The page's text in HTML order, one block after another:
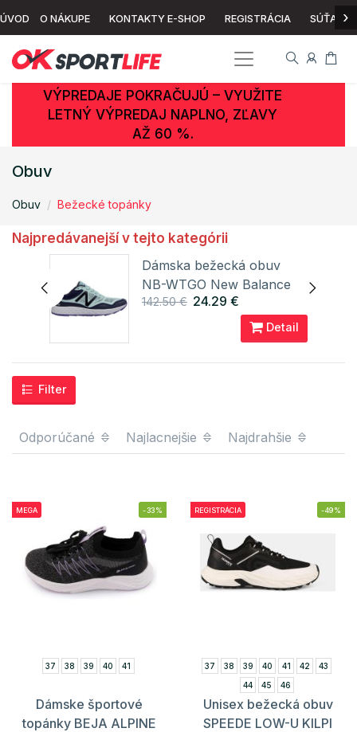
ÚVOD O NÁKUPE KONTAKTY E-SHOP REGISTRÁCIA SÚŤAŽ ›
VÝPREDAJE POKRAČUJÚ – VYUŽITE
LETNÝ VÝPREDAJ NAPLNO, ZĽAVY
AŽ 60 %.
Obuv
Obuv Bežecké topánky
Najpredávanejší v tejto kategórii
Dámska bežecká obuv
NB-WTGO New Balance
142.50 € 24.29 €
Detail
Filter
Odporúčané Najlacnejšie Najdrahšie
MEGA -33%
37 38 39 40 41
Dámske športové
topánky BEJA ALPINE
REGISTRÁCIA -49%
37 38 39 40 41 42
43
44
45 46
Unisex bežecká obuv
SPEEDE LOW-U KILPI